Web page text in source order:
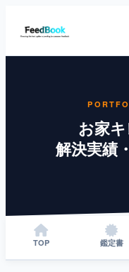
お家
解決実績
TOP 鑑定書